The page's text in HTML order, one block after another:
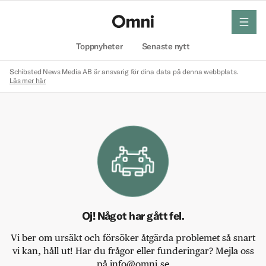
Toppnyheter Senaste nytt
meny
Schibsted News Media AB är ansvarig för dina data på denna webbplats.
Läs mer här
Oj! Något har gått fel.
Vi ber om ursäkt och försöker åtgärda problemet så snart
vi kan, håll ut! Har du frågor eller funderingar? Mejla oss